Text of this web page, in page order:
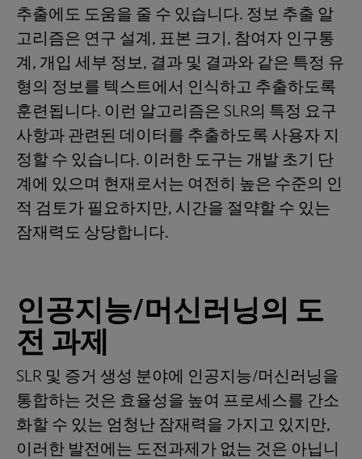
추출에도 도움을 줄 수 있습니다. 정보 추출 알
고리즘은 연구 설계, 표본 크기, 참여자 인구통
계, 개입 세부 정보, 결과 및 결과와 같은 특정 유
형의 정보를 텍스트에서 인식하고 추출하도록
훈련됩니다. 이런 알고리즘은 SLR의 특정 요구
사항과 관련된 데이터를 추출하도록 사용자 지
정할 수 있습니다. 이러한 도구는 개발 초기 단
계에 있으며 현재로서는 여전히 높은 수준의 인
적 검토가 필요하지만, 시간을 절약할 수 있는
잠재력도 상당합니다.
인공지능/머신러닝의 도
전 과제
SLR 및 증거 생성 분야에 인공지능/머신러닝을
통합하는 것은 효율성을 높여 프로세스를 간소
화할 수 있는 엄청난 잠재력을 가지고 있지만,
이러한 발전에는 도전과제가 없는 것은 아닙니